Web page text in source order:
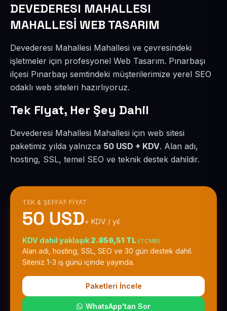
DEVEDERESI MAHALLESI
MAHALLESİ WEB TASARIM
Devederesi Mahallesi Mahallesi ve çevresindeki
işletmeler için profesyonel Web Tasarım. Pınarbaşı
ilçesi Pınarbaşı semtindeki müşterilerimize yerel SEO
odaklı web siteleri hazırlıyoruz.
Tek Fiyat, Her Şey Dahil
Devederesi Mahallesi Mahallesi için web sitesi
paketimiz yılda yalnızca 50 USD + KDV. Alan adı,
hosting, SSL, temel SEO ve teknik destek dahildir.
TEK & ŞEFFAF FIYAT
50 USD+ KDV / yıl
KDV dahil yaklaşık 2.856,51 TL (TCMB)
Alan adı, hosting, SSL, SEO ve 30 gün destek dahil.
Siteniz 1-3 iş günü içinde yayında.
Paketleri İncele
WhatsApp'tan Sor